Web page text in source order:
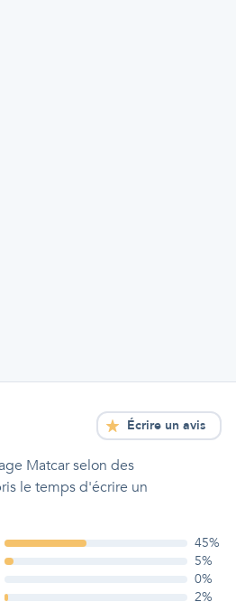
Écrire un avis
Matcarselon des
le temps d'écrire un
45%
5%
0%
2%